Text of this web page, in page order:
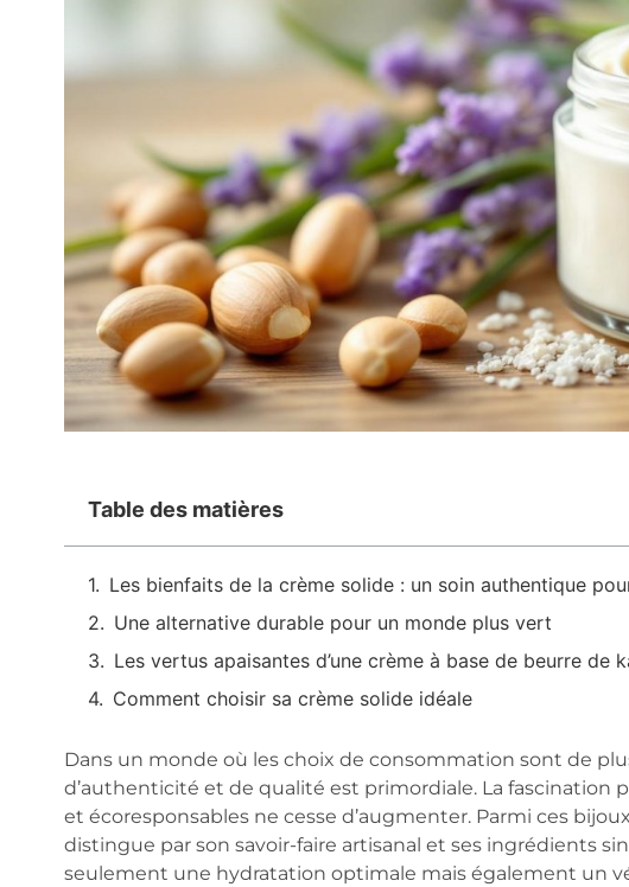
Table des matières
Les bienfaits de la crème solide : un soin authentique
Une alternative durable pour un monde plus vert
Les vertus apaisantes d’une crème à base de beurre de
Comment choisir sa crème solide idéale
Dans un monde où les choix de consommation sont de
d’authenticité et de qualité est primordiale. La fascination
et écoresponsables ne cesse d’augmenter. Parmi ces
distingue par son savoir-faire artisanal et ses ingrédients
seulement une hydratation optimale mais également un